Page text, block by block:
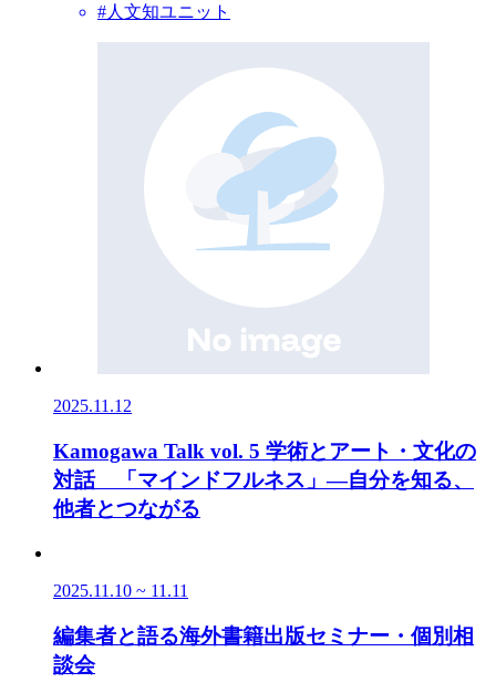
#人文知ユニット
2025.11.12
Kamogawa Talk vol. 5 学術とアート・文化の
対話 「マインドフルネス」―自分を知る、
他者とつながる
2025.11.10 ~ 11.11
編集者と語る海外書籍出版セミナー・個別相
談会